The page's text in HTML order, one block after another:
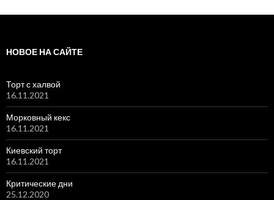
НОВОЕ НА САЙТЕ
Торт с халвой
16.11.2021
Морковный кекс
16.11.2021
Киевский торт
16.11.2021
Критические дни
25.12.2020